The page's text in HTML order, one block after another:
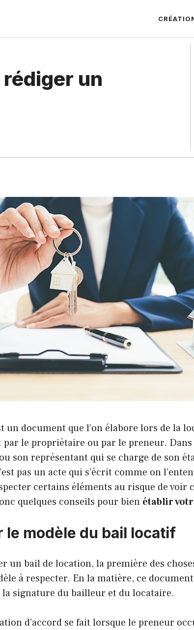
un
un document que l’on élabore lors de la
le propriétaire ou par le preneur.
son représentant qui se charge de son
pas un acte qui s’écrit comme on
certains éléments au risque de voir
quelques conseils pour bien établir
le modèle du bail locatif
un bail de location, la première des
à respecter. En la matière, ce
signature du bailleur et du locataire.
d’accord se fait lorsque le preneur